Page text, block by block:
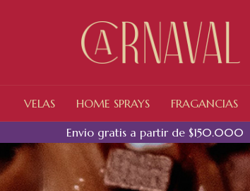
Envio gratis a partir de $150.000
VELAS HOME SPRAYS FRAGANCIAS